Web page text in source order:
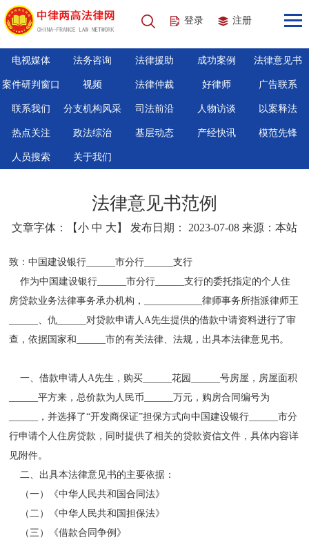
登录 注册
电视媒体 法务咨询 法律援助 成功案例 法律意见书
案件研判窗口 视频 法律仲裁 好律师 广告联系
联系我们 分支机构风采 司法前沿 人物访谈 以案释法
热点关注 政法综治 基层动态 产经快讯 模范先锋
人员搜索 关于我们
法律意见书范例
文章字体：【小 中 大 】 发布日期： 2023-07-08 来源：本站
致：中国建设银行______市分行______支行
作为中国建设银行______市分行______支行的委托指定的个人住
房贷款业务法律事务承办机构，____________律师事务所指派律师王
______、仇______对贷款申请人A先生提供的借款中请资料进行了审
查，依据国家和______市的有关法律、法规，出具本法律意见书。
一、借款申请人A先生，购买______花园______号房屋，房屋面积
______平方来，总价款为人民币______万元，购房合同编号为
______，并选择了“开发商保证”担保方式向中国建设银行______市分
行申请个人住房贷款，同时提供了相关的贷款资信文件，具体内容详
见附件。
二、出具本法律意见书的主要依据：
（一）《中华人民共和国合同法》
（二）《中华人民共和国担保法》
（三）《借款合同争例》